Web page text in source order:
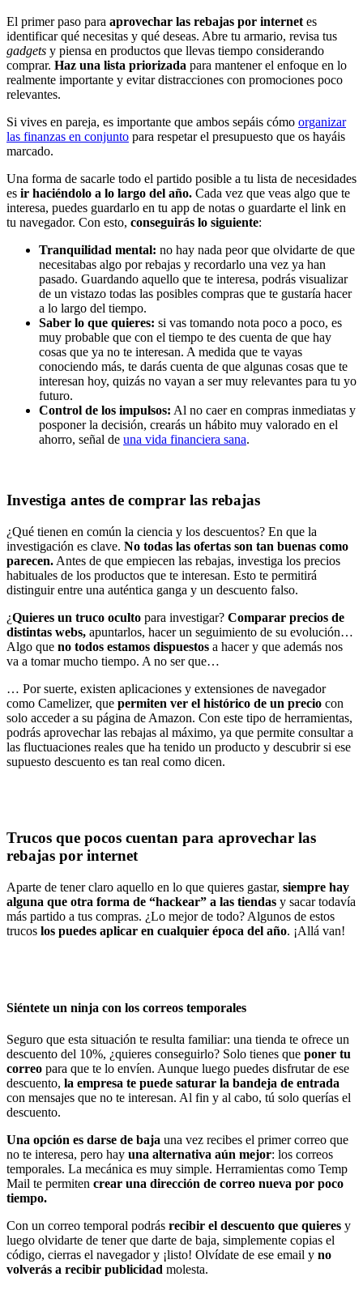
El primer paso para aprovechar las rebajas por internet es
identificar qué necesitas y qué deseas. Abre tu armario, revisa tus
gadgets y piensa en productos que llevas tiempo considerando
comprar. Haz una lista priorizada para mantener el enfoque en lo
realmente importante y evitar distracciones con promociones poco
relevantes.
Si vives en pareja, es importante que ambos sepáis cómo organizar
las finanzas en conjunto para respetar el presupuesto que os hayáis
marcado.
Una forma de sacarle todo el partido posible a tu lista de necesidades
es ir haciéndolo a lo largo del año. Cada vez que veas algo que te
interesa, puedes guardarlo en tu app de notas o guardarte el link en
tu navegador. Con esto, conseguirás lo siguiente:
Tranquilidad mental: no hay nada peor que olvidarte de que
necesitabas algo por rebajas y recordarlo una vez ya han
pasado. Guardando aquello que te interesa, podrás visualizar
de un vistazo todas las posibles compras que te gustaría hacer
a lo largo del tiempo.
Saber lo que quieres: si vas tomando nota poco a poco, es
muy probable que con el tiempo te des cuenta de que hay
cosas que ya no te interesan. A medida que te vayas
conociendo más, te darás cuenta de que algunas cosas que te
interesan hoy, quizás no vayan a ser muy relevantes para tu yo
futuro.
Control de los impulsos: Al no caer en compras inmediatas y
posponer la decisión, crearás un hábito muy valorado en el
ahorro, señal de una vida financiera sana.
Investiga antes de comprar las rebajas
¿Qué tienen en común la ciencia y los descuentos? En que la
investigación es clave. No todas las ofertas son tan buenas como
parecen. Antes de que empiecen las rebajas, investiga los precios
habituales de los productos que te interesan. Esto te permitirá
distinguir entre una auténtica ganga y un descuento falso.
¿Quieres un truco oculto para investigar? Comparar precios de
distintas webs, apuntarlos, hacer un seguimiento de su evolución…
Algo que no todos estamos dispuestos a hacer y que además nos
va a tomar mucho tiempo. A no ser que…
… Por suerte, existen aplicaciones y extensiones de navegador
como Camelizer, que permiten ver el histórico de un precio con
solo acceder a su página de Amazon. Con este tipo de herramientas,
podrás aprovechar las rebajas al máximo, ya que permite consultar a
las fluctuaciones reales que ha tenido un producto y descubrir si ese
supuesto descuento es tan real como dicen.
Trucos que pocos cuentan para aprovechar las
rebajas por internet
Aparte de tener claro aquello en lo que quieres gastar, siempre hay
alguna que otra forma de “hackear” a las tiendas y sacar todavía
más partido a tus compras. ¿Lo mejor de todo? Algunos de estos
trucos los puedes aplicar en cualquier época del año. ¡Allá van!
Siéntete un ninja con los correos temporales
Seguro que esta situación te resulta familiar: una tienda te ofrece un
descuento del 10%, ¿quieres conseguirlo? Solo tienes que poner tu
correo para que te lo envíen. Aunque luego puedes disfrutar de ese
descuento, la empresa te puede saturar la bandeja de entrada
con mensajes que no te interesan. Al fin y al cabo, tú solo querías el
descuento.
Una opción es darse de baja una vez recibes el primer correo que
no te interesa, pero hay una alternativa aún mejor: los correos
temporales. La mecánica es muy simple. Herramientas como Temp
Mail te permiten crear una dirección de correo nueva por poco
tiempo.
Con un correo temporal podrás recibir el descuento que quieres y
luego olvidarte de tener que darte de baja, simplemente copias el
código, cierras el navegador y ¡listo! Olvídate de ese email y no
volverás a recibir publicidad molesta.